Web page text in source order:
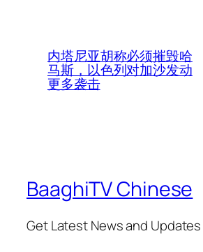
内塔尼亚胡称必须摧毁哈
马斯，以色列对加沙发动
更多袭击
BaaghiTV Chinese
Get Latest News and Updates